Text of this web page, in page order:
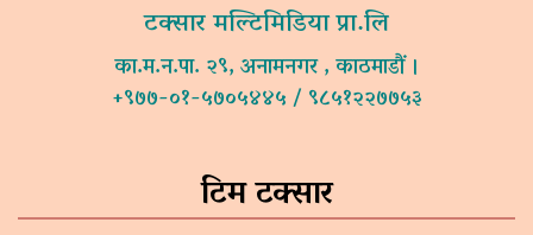
टक्सार मल्टिमिडिया प्रा.लि
का.म.न.पा. २९, अनामनगर , काठमाडौं ।
+९७७-०१-५७०५४४५ / ९८५१२२७७५३
टिम टक्सार